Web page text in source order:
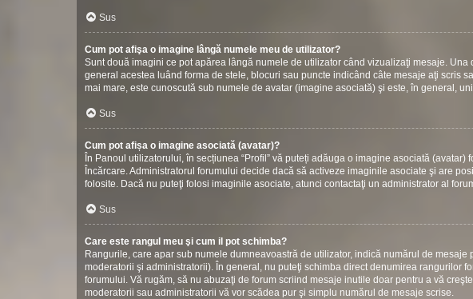
Sus
Cum pot afişa o imagine lângă numele meu de utilizator?
Sunt două imagini ce pot apărea lângă numele de utilizator când vizualizaţi mesaje.
general acestea luând forma de stele, blocuri sau puncte indicând câte mesaje aţi scris
mai mare, este cunoscută sub numele de avatar (imagine asociată) şi este, în general,
Sus
Cum pot afișa o imagine asociată (avatar)?
În Panoul utilizatorului, în secțiunea “Profil” vă puteți adăuga o imagine asociată
Încărcare. Administratorul forumului decide dacă să activeze imaginile asociate şi are
folosite. Dacă nu puteţi folosi imaginile asociate, atunci contactaţi un administrator al
Sus
Care este rangul meu şi cum il pot schimba?
Rangurile, care apar sub numele dumneavoastră de utilizator, indică numărul de
moderatorii şi administratorii). În general, nu puteţi schimba direct denumirea rangurilor
forumului. Vă rugăm, să nu abuzaţi de forum scriind mesaje inutile doar pentru a vă
moderatorii sau administratorii vă vor scădea pur şi simplu numărul de mesaje scrise.